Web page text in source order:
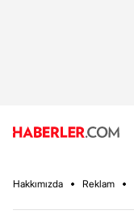
Hakkımızda Reklam